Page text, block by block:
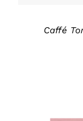
Caffé